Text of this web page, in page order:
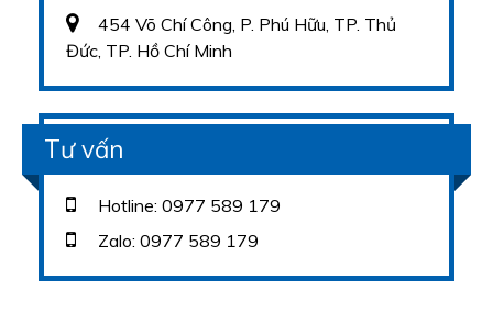
454 Võ Chí Công, P. Phú Hữu, TP. Thủ
Đức, TP. Hồ Chí Minh
Tư vấn
Hotline: 0977 589 179
Zalo: 0977 589 179